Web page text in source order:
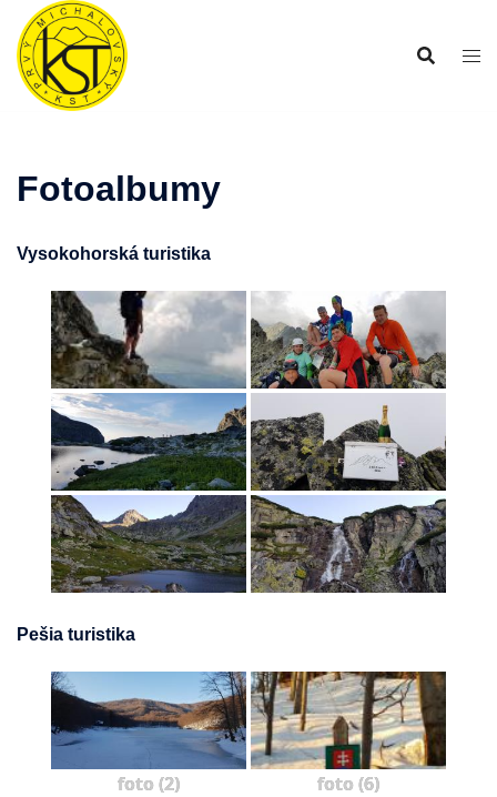
Preskočiť
obsah
Fotoalbumy
Vysokohorská turistika
Pešia turistika
foto (2) foto (6)